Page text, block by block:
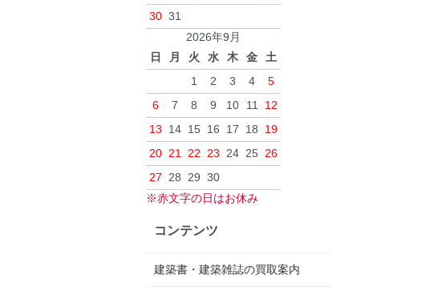
30 31
2026年9月
日
月 火 水 木 金
土
1
2 3 4
5
6
7 8 9 10 11
12
13
14 15 16 17 18
19
20 21 22 23 24 25 26
27 28 29 30
※赤文字の日はお休み
コンテンツ
建築書・建築雑誌の買取案内